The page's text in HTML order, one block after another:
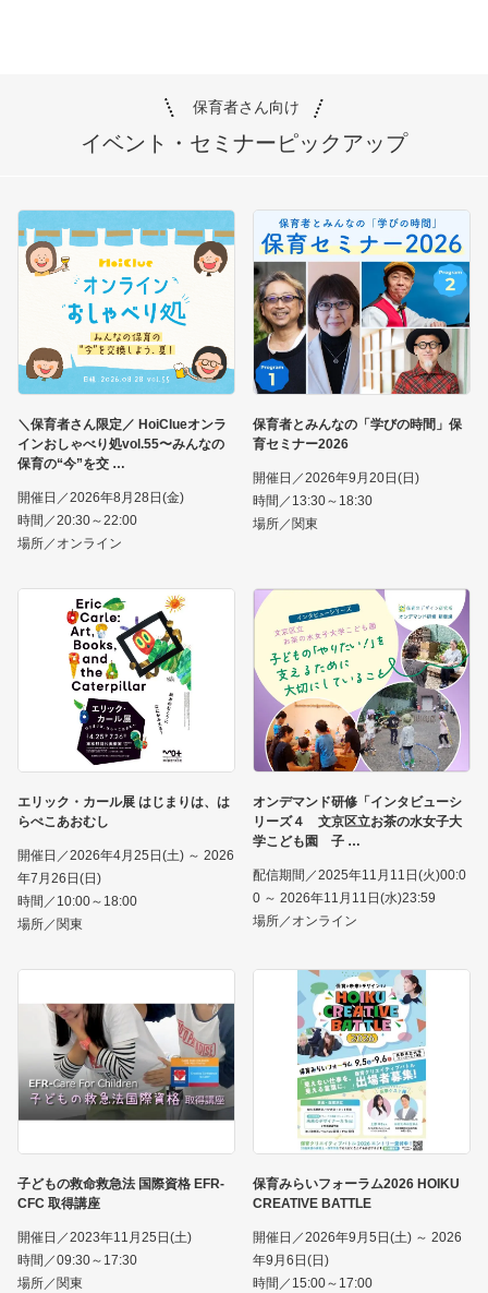
保育者さん向け
イベント・セミナーピックアップ
＼保育者さん限定／ HoiClueオンラ
インおしゃべり処vol.55〜みんなの
保育の“今”を交
開催日／2026年8月28日(金)
時間／20:30～22:00
場所／オンライン
保育者とみんなの「学びの時間」保
育セミナー2026
開催日／2026年9月20日(日)
時間／13:30～18:30
場所／関東
エリック・カール展 はじまりは、は
らぺこあおむし
開催日／2026年4月25日(土) ～ 2026
年7月26日(日)
時間／10:00～18:00
場所／関東
オンデマンド研修「インタビューシ
リーズ４ 文京区立お茶の水女子大
学こども園 子
配信期間／2025年11月11日(火)00:0
0 ～ 2026年11月11日(水)23:59
場所／オンライン
子どもの救命救急法 国際資格 EFR-
CFC 取得講座
開催日／2023年11月25日(土)
時間／09:30～17:30
場所／関東
保育みらいフォーラム2026 HOIKU
CREATIVE BATTLE
開催日／2026年9月5日(土) ～ 2026
年9月6日(日)
時間／15:00～17:00